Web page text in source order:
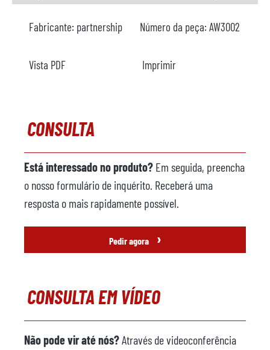
Fabricante: partnership Número da peça: AW3002
Vista PDF Imprimir
CONSULTA
Está interessado no produto? Em seguida, preencha
o nosso formulário de inquérito. Receberá uma
resposta o mais rapidamente possível.
Pedir agora ›
CONSULTA EM VÍDEO
Não pode vir até nós?Através de videoconferência